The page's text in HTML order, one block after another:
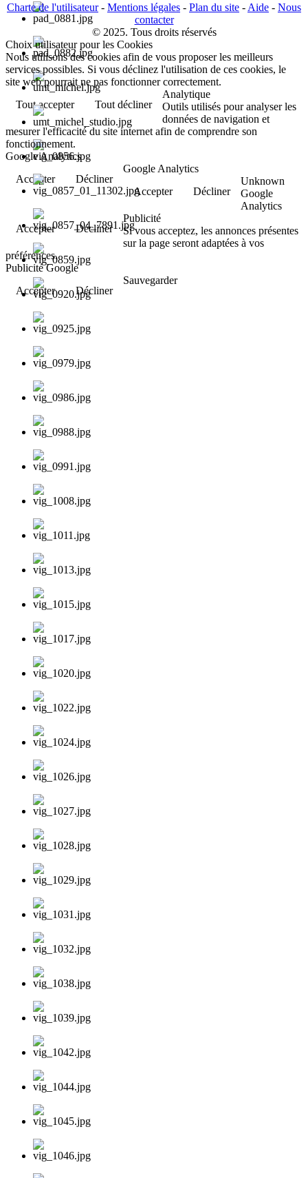
Charte de l'utilisateur- Mentions légales - Plan du site - Aide - Nous
contacter
© 2025. Tous droits réservés
Choix utilisateur pour les Cookies
Nous utilisons des cookies afin de vous proposer les meilleurs
services possibles. Si vous déclinez l'utilisation de ces cookies, le
site web pourrait ne pas fonctionner correctement.
Tout accepter
Tout décliner
Analytique
Outils utilisés pour analyser les
données de navigation et
mesurer l'efficacité du site internet afin de comprendre son
fonctionnement.
Google Analytics
Accepter
Décliner
Google Analytics
Accepter
Décliner
Unknown
Google
Analytics
Accepter
Décliner
Publicité
Si vous acceptez, les annonces présentes
sur la page seront adaptées à vos
préférences.
Publicité Google
Accepter
Décliner
Sauvegarder